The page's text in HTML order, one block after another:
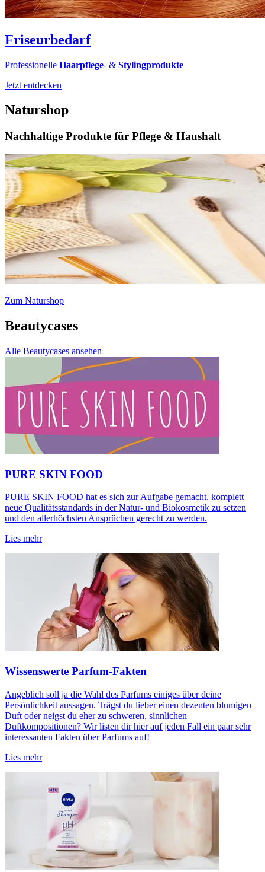
Friseurbedarf
Professionelle Haarpflege- & Stylingprodukte
Jetzt entdecken
Naturshop
Nachhaltige Produkte für Pflege & Haushalt
Zum Naturshop
Beautycases
Alle Beautycases ansehen
PURE SKIN FOOD
PURE SKIN FOOD hat es sich zur Aufgabe gemacht, komplett
neue Qualitätsstandards in der Natur- und Biokosmetik zu setzen
und den allerhöchsten Ansprüchen gerecht zu werden.
Lies mehr
Wissenswerte Parfum-Fakten
Angeblich soll ja die Wahl des Parfums einiges über deine
Persönlichkeit aussagen. Trägst du lieber einen dezenten blumigen
Duft oder neigst du eher zu schweren, sinnlichen
Duftkompositionen? Wir listen dir hier auf jeden Fall ein paar sehr
interessanten Fakten über Parfums auf!
Lies mehr